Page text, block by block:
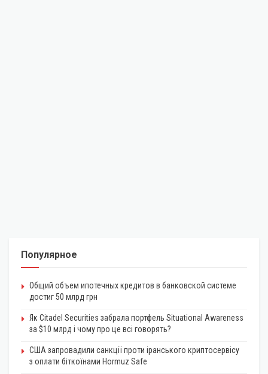
Популярное
Общий объем ипотечных кредитов в банковской системе
достиг 50 млрд грн
Як Citadel Securities забрала портфель Situational Awareness
за $10 млрд і чому про це всі говорять?
США запровадили санкції проти іранського криптосервісу
з оплати біткоїнами Hormuz Safe